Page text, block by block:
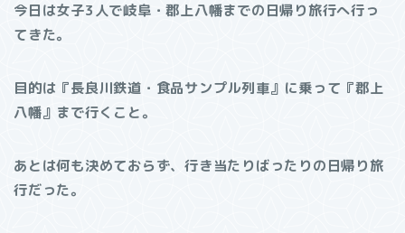
今日は女子3人で岐阜・郡上八幡までの日帰り旅行へ行っ
てきた。
目的は『長良川鉄道・食品サンプル列車』に乗って『郡上
八幡』まで行くこと。
あとは何も決めておらず、行き当たりばったりの日帰り旅
行だった。